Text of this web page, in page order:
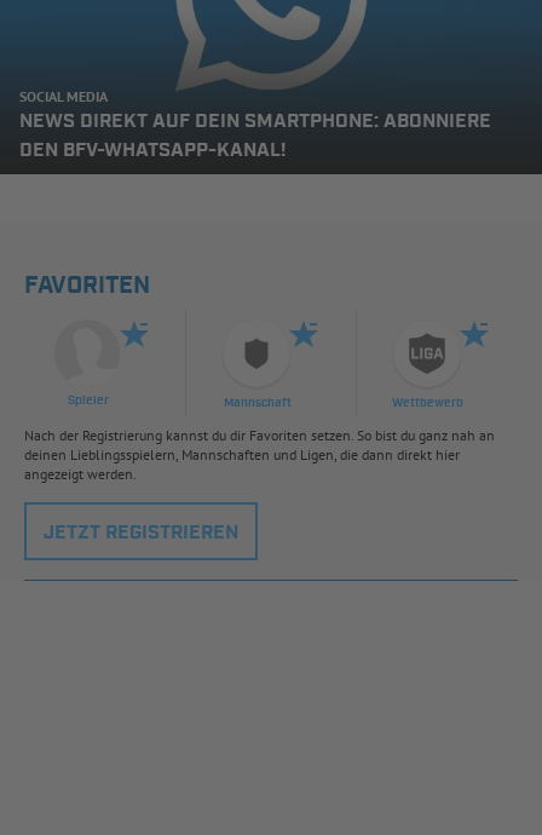
SOCIAL MEDIA
NEWS DIREKT AUF DEIN SMARTPHONE: ABONNIERE
DEN BFV-WHATSAPP-KANAL!
FAVORITEN
Spieler Mannschaft Wettbewerb
Nach der Registrierung kannst du dir Favoriten setzen. So bist du ganz nah an
deinen Lieblingsspielern, Mannschaften und Ligen, die dann direkt hier
angezeigt werden.
JETZT REGISTRIEREN